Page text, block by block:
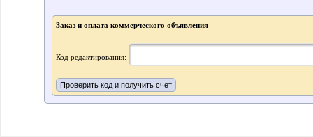
Заказ и оплата коммерческого объявления
Код редактирования: